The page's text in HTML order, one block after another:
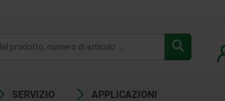
SERVIZIO APPLICAZIONI